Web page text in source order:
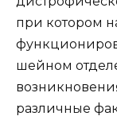
при котором
шейном
различные